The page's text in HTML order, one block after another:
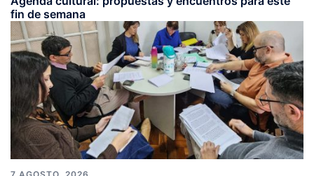
fin de semana